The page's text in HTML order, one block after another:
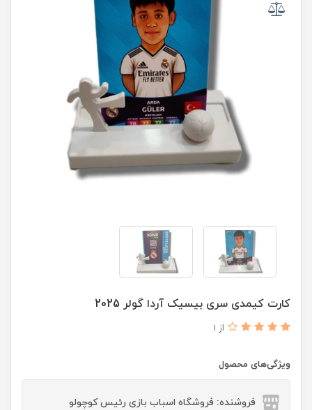
کارت کیمدی سری بیسیک آردا گولر 2025
از 1
ویژگی‌های محصول
فروشنده: فروشگاه اسباب بازی رئیس کوچولو